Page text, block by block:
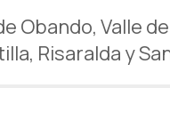
Obando, Valle
Risaralda y